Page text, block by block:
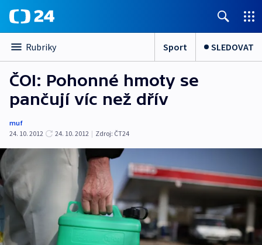
Rubriky Sport SLEDOVAT
ČOI: Pohonné hmoty se
pančují víc než dřív
muf
24. 10. 2012
24. 10. 2012 | Zdroj: ČT24